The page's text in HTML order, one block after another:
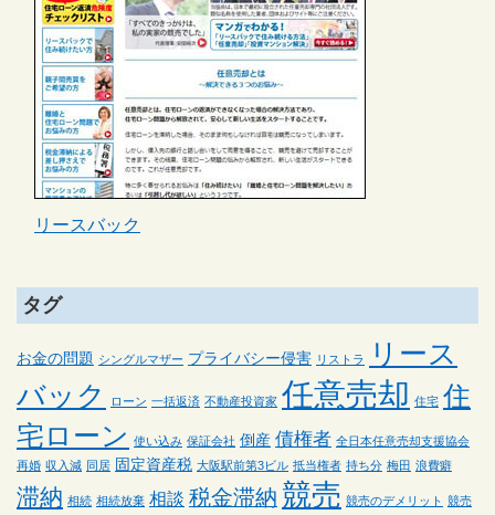
リースバック
タグ
お金の問題 シングルマザー プライバシー侵害 リストラ
リース
バック
ローン 一括返済 不動産投資家 任意売却 住宅 住
宅ローン 使い込み 保証会社 倒産 債権者 全日本任意売却支援協会
再婚 収入減 同居 固定資産税 大阪駅前第3ビル 抵当権者 持ち分 梅田 浪費癖
滞納 相続 相続放棄 相談 税金滞納 競売 競売のデメリット 競売